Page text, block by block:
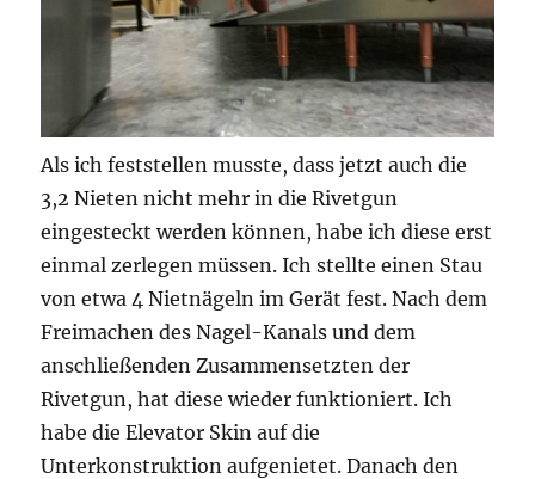
Als ich feststellen musste, dass jetzt auch die
3,2 Nieten nicht mehr in die Rivetgun
eingesteckt werden können, habe ich diese erst
einmal zerlegen müssen. Ich stellte einen Stau
von etwa 4 Nietnägeln im Gerät fest. Nach dem
Freimachen des Nagel-Kanals und dem
anschließenden Zusammensetzten der
Rivetgun, hat diese wieder funktioniert. Ich
habe die Elevator Skin auf die
Unterkonstruktion aufgenietet. Danach den